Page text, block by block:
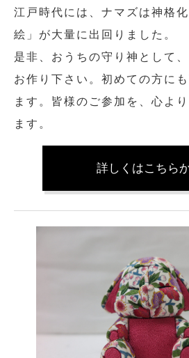
江戸時代には、ナマズは神格
絵」が大量に出回りました。
是非、おうちの守り神として
お作り下さい。初めての方に
ます。皆様のご参加を、心よ
ます。
詳しくはこちら